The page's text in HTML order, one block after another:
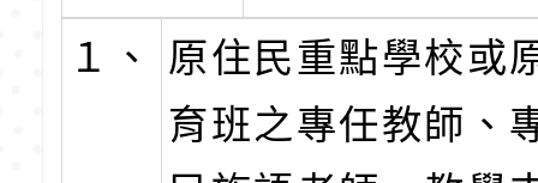
１、
原住民重點學校或
育班之專任教師、